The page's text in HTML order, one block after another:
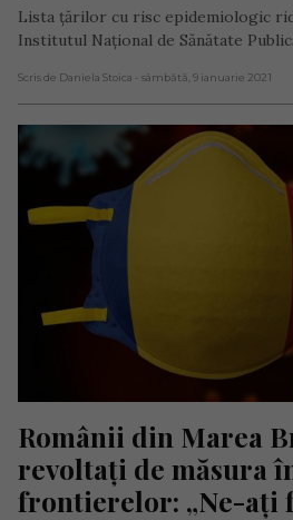
Lista țărilor cu risc epidemiologic
Institutul Național de Sănătate
Scris de Daniela Stoica - sâmbătă, 9 ianuarie 2021
Românii din Marea
revoltați de măsura
frontierelor: „Ne-ați